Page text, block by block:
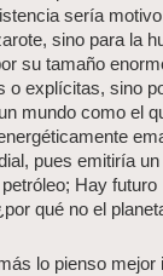
sería
sino para la
su tamaño
o explícitas, sino
mundo como el
pues emitiría
Hay futuro
qué no el
lo pienso